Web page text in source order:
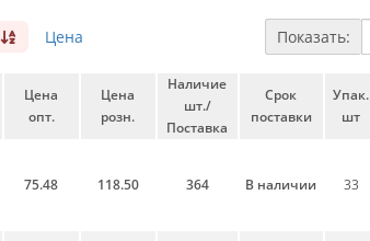
Цена Показать:
Цена
опт.
Цена
розн.
Наличие
шт./
Поставка
Срок
поставки
Упак.
шт
75.48 118.50 364 В наличии 33